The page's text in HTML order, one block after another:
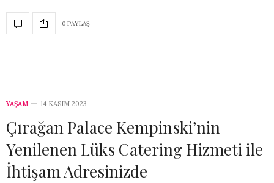
0 PAYLAŞ
YAŞAM 14 KASIM 2023
Çırağan Palace Kempinski’nin
Yenilenen Lüks Catering Hizmeti ile
İhtişam Adresinizde